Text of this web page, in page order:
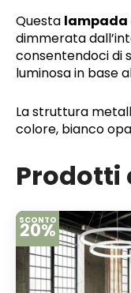
Questa
dimmerata
consentendoci di
luminosa in base
La struttura
colore, bianco
Prodotti
SCONTO
20%